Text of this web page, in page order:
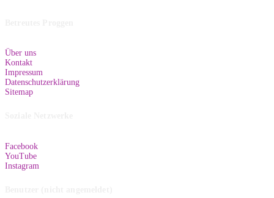
Über uns
Kontakt
Impressum
Datenschutzerklärung
Sitemap
Facebook
YouTube
Instagram